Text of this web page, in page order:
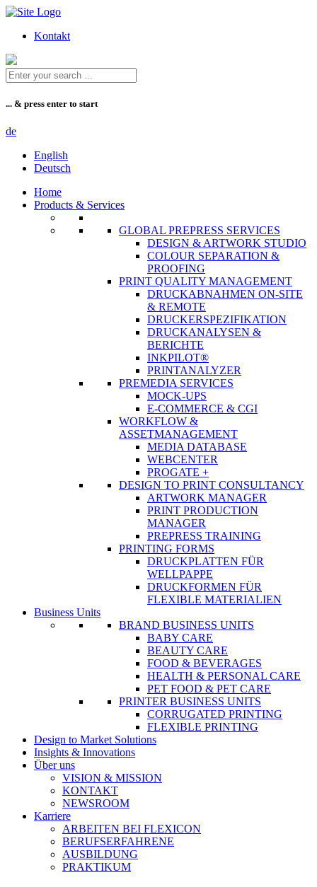
Zum
Kontakt
... & press enter to start
de
English
Deutsch
Home
Products & Services
GLOBAL PREPRESS SERVICES
DESIGN & ARTWORK STUDIO
COLOUR SEPARATION &
PROOFING
PRINT QUALITY MANAGEMENT
DRUCKABNAHMEN ON-SITE
& REMOTE
DRUCKERSPEZIFIKATION
DRUCKANALYSEN &
BERICHTE
INKPILOT®
PRINTANALYZER
PREMEDIA SERVICES
MOCK-UPS
E-COMMERCE & CGI
WORKFLOW &
ASSETMANAGEMENT
MEDIA DATABASE
WEBCENTER
PROGATE +
DESIGN TO PRINT CONSULTANCY
ARTWORK MANAGER
PRINT PRODUCTION
MANAGER
PREPRESS TRAINING
PRINTING FORMS
DRUCKPLATTEN FÜR
WELLPAPPE
DRUCKFORMEN FÜR
FLEXIBLE MATERIALIEN
Business Units
BRAND BUSINESS UNITS
BABY CARE
BEAUTY CARE
FOOD & BEVERAGES
HEALTH & PERSONAL CARE
PET FOOD & PET CARE
PRINTER BUSINESS UNITS
CORRUGATED PRINTING
FLEXIBLE PRINTING
Design to Market Solutions
Insights & Innovations
Über uns
VISION & MISSION
KONTAKT
NEWSROOM
Karriere
ARBEITEN BEI FLEXICON
BERUFSERFAHRENE
AUSBILDUNG
PRAKTIKUM